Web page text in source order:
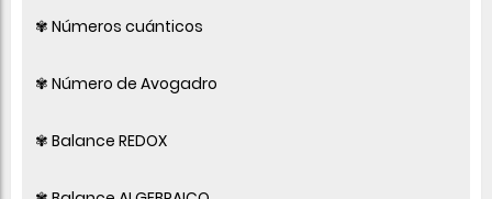
✾ Números cuánticos
✾ Número de Avogadro
✾ Balance REDOX